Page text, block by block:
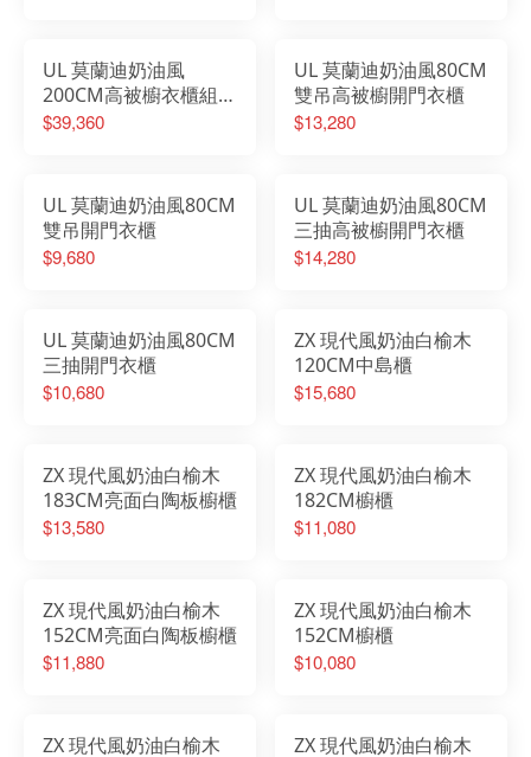
UL 莫蘭迪奶油風
200CM高被櫥衣櫃組
(雙吊+三抽+展示櫃)
$39,360
UL 莫蘭迪奶油風80CM
雙吊高被櫥開門衣櫃
$13,280
UL 莫蘭迪奶油風80CM
雙吊開門衣櫃
$9,680
UL 莫蘭迪奶油風80CM
三抽高被櫥開門衣櫃
$14,280
UL 莫蘭迪奶油風80CM
三抽開門衣櫃
$10,680
ZX 現代風奶油白榆木
120CM中島櫃
$15,680
ZX 現代風奶油白榆木
183CM亮面白陶板櫥櫃
$13,580
ZX 現代風奶油白榆木
182CM櫥櫃
$11,080
ZX 現代風奶油白榆木
152CM亮面白陶板櫥櫃
$11,880
ZX 現代風奶油白榆木
152CM櫥櫃
$10,080
ZX 現代風奶油白榆木
ZX 現代風奶油白榆木